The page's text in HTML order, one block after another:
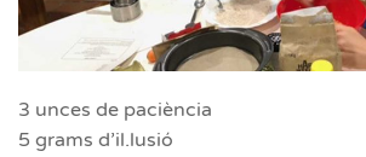
3 unces de paciència
5 grams d’il.lusió